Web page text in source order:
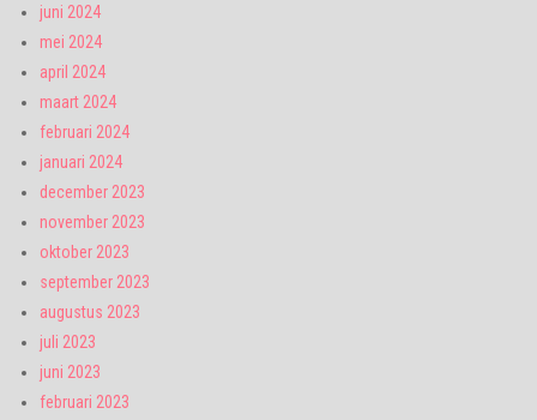
juni 2024
mei 2024
april 2024
maart 2024
februari 2024
januari 2024
december 2023
november 2023
oktober 2023
september 2023
augustus 2023
juli 2023
juni 2023
februari 2023